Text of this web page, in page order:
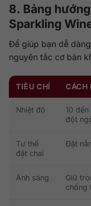
8. Bảng
Sparkling
Để giúp bạn dễ
nguyên tắc cơ bản
TIÊU CHÍ CÁCH
Nhiệt độ
10
đột
Tư thế
đặt chai
Đặt
Ánh sáng
Giữ
chống